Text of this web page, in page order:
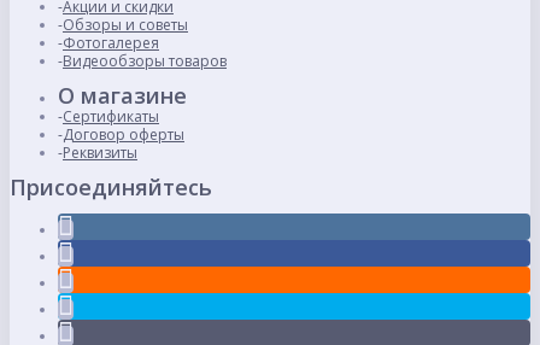
Акции и скидки
Обзоры и советы
Фотогалерея
Видеообзоры товаров
О магазине
Сертификаты
Договор оферты
Реквизиты
Присоединяйтесь